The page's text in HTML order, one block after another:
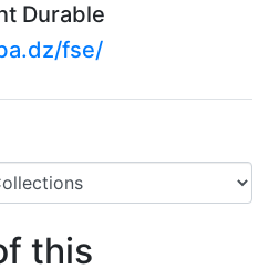
Durable
fse/
this